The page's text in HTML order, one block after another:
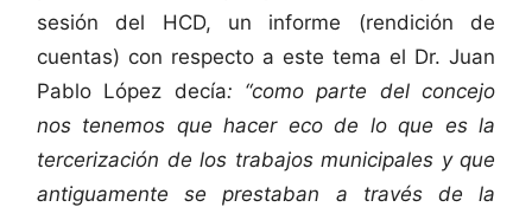
sesión del HCD, un informe (rendición de
cuentas) con respecto a este tema el Dr. Juan
Pablo López decía: “como parte del concejo
nos tenemos que hacer eco de lo que es la
tercerización de los trabajos municipales y que
antiguamente se prestaban a través de la